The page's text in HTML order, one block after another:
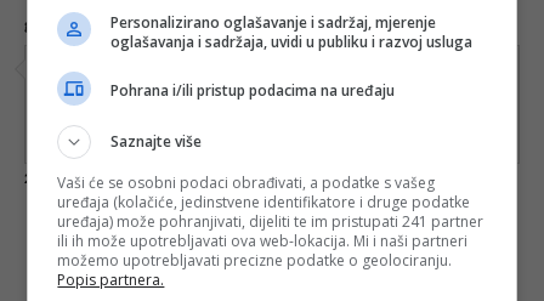
guest1655304172 15.06.2022. 16:42
Čović je fašista, Bakir smeće koje ne zna ni šta je civilizacija a uz to
i fašista, kao i drug im Dodik....i onda ih evroparlamntarci pozovu u
protiv fašizma
2 0
Personalizirano oglašavanje i sadržaj, mjerenje
oglašavanja i sadržaja, uvidi u publiku i razvoj usluga
Pohrana i/ili pristup podacima na uređaju
Saznajte više
Vaši će se osobni podaci obrađivati, a podatke s vašeg
uređaja (kolačiće, jedinstvene identifikatore i druge podatke
uređaja) može pohranjivati, dijeliti te im pristupati 241 partner
ili ih može upotrebljavati ova web-lokacija. Mi i naši partneri
možemo upotrebljavati precizne podatke o geolociranju.
Popis partnera.